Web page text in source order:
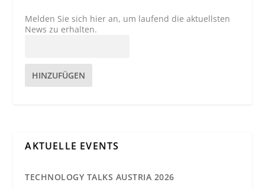
Melden Sie sich hier an, um laufend die aktuellsten
News zu erhalten.
HINZUFÜGEN
AKTUELLE EVENTS
TECHNOLOGY TALKS AUSTRIA 2026